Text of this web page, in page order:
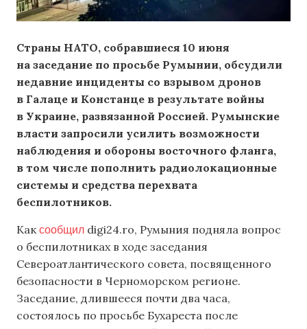
Страны НАТО, собравшиеся 10 июня
на заседание по просьбе Румынии, обсудили
недавние инциденты со взрывом дронов
в Галаце и Констанце в результате войны
в Украине, развязанной Россией. Румынские
власти запросили усилить возможности
наблюдения и обороны восточного фланга,
в том числе пополнить радиолокационные
системы и средства перехвата
беспилотников.
Каксообщил digi24.ro, Румыния подняла вопрос
о беспилотниках в ходе заседания
Североатлантического совета, посвященного
безопасности в Черноморском регионе.
Заседание, длившееся почти два часа,
состоялось по просьбе Бухареста после